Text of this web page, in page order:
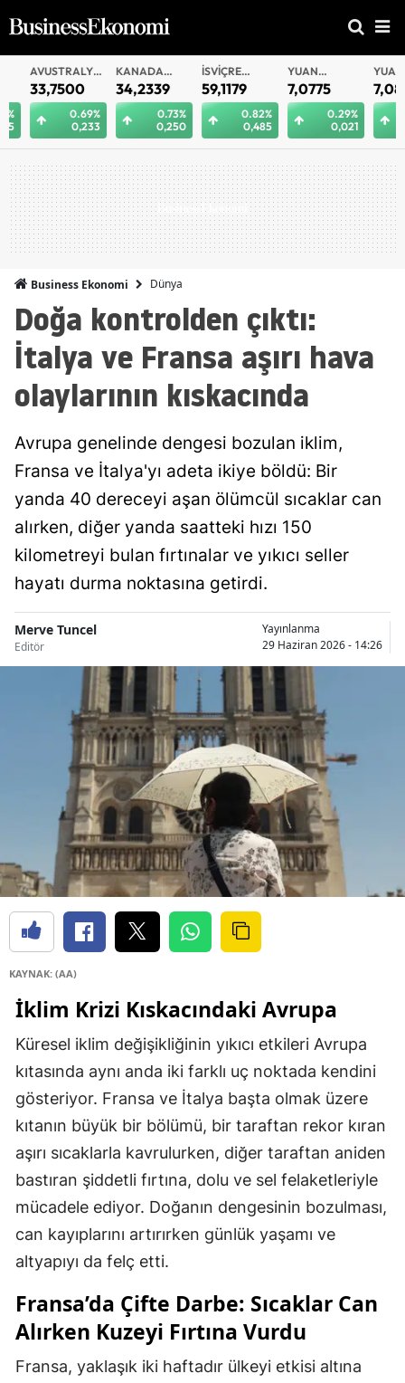
AVUSTRALYA
DOLARI
33,7500
0.69%
0,233
KANADA
DOLARI
34,2339
0.73%
0,250
İSVIÇRE
FRANKI
59,1179
0.82%
0,485
YUAN
OFFSHORE
7,0775
0.29%
0,021
YUAN
7,0812
Business Ekonomi Dünya
Doğa kontrolden çıktı:
İtalya ve Fransa aşırı hava
olaylarının kıskacında
Avrupa genelinde dengesi bozulan iklim,
Fransa ve İtalya'yı adeta ikiye böldü: Bir
yanda 40 dereceyi aşan ölümcül sıcaklar can
alırken, diğer yanda saatteki hızı 150
kilometreyi bulan fırtınalar ve yıkıcı seller
hayatı durma noktasına getirdi.
Merve Tuncel
Editör
Yayınlanma
29 Haziran 2026 - 14:26
KAYNAK: (AA)
İklim Krizi Kıskacındaki Avrupa
Küresel iklim değişikliğinin yıkıcı etkileri Avrupa
kıtasında aynı anda iki farklı uç noktada kendini
gösteriyor. Fransa ve İtalya başta olmak üzere
kıtanın büyük bir bölümü, bir taraftan rekor kıran
aşırı sıcaklarla kavrulurken, diğer taraftan aniden
bastıran şiddetli fırtına, dolu ve sel felaketleriyle
mücadele ediyor. Doğanın dengesinin bozulması,
can kayıplarını artırırken günlük yaşamı ve
altyapıyı da felç etti.
Fransa’da Çifte Darbe: Sıcaklar Can
Alırken Kuzeyi Fırtına Vurdu
Fransa, yaklaşık iki haftadır ülkeyi etkisi altına